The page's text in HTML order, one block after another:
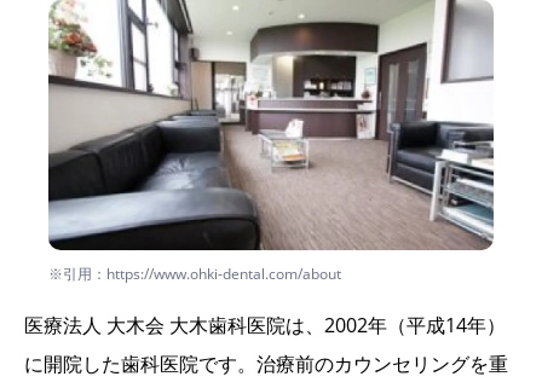
※引用：https://www.ohki-dental.com/about
医療法人 大木会 大木歯科医院は、2002年（平成14年）
に開院した歯科医院です。治療前のカウンセリングを重